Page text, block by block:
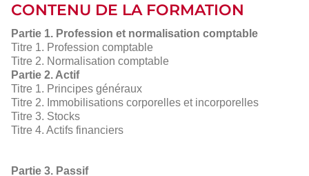
CONTENU DE LA FORMATION
Partie 1. Profession et normalisation comptable
Titre 1. Profession comptable
Titre 2. Normalisation comptable
Partie 2. Actif
Titre 1. Principes généraux
Titre 2. Immobilisations corporelles et incorporelles
Titre 3. Stocks
Titre 4. Actifs financiers
Partie 3. Passif